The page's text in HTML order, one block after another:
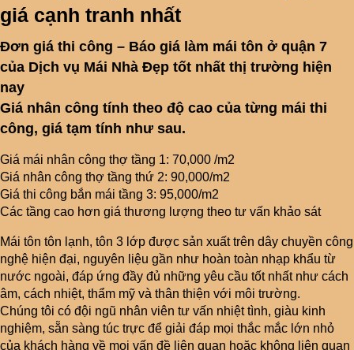
giá cạnh tranh nhất
Đơn giá thi công – Báo giá làm mái tôn ở quận 7
của Dịch vụ Mái Nhà Đẹp tốt nhất thị trường hiện
nay
Giá nhân công tính theo độ cao của từng mái thi
công, giá tạm tính như sau.
Giá mái nhân công thợ tầng 1: 70,000 /m2
Giá nhân công thợ tầng thứ 2: 90,000/m2
Giá thi công bắn mái tầng 3: 95,000/m2
Các tầng cao hơn giá thương lượng theo tư vấn khảo sát
Mái tôn tôn lạnh, tôn 3 lớp được sản xuất trên dây chuyền công
nghệ hiện đại, nguyên liệu gần như hoàn toàn nhạp khẩu từ
nước ngoài, đáp ứng đầy đủ những yêu cầu tốt nhất như cách
âm, cách nhiệt, thẩm mỹ và thân thiện với môi trường.
Chúng tôi có đội ngũ nhân viên tư vấn nhiệt tình, giàu kinh
nghiệm, sẵn sàng túc trực để giải đáp mọi thắc mắc lớn nhỏ
của khách hàng về mọi vấn đề liên quan hoặc không liên quan